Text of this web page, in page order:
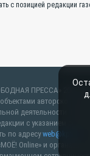
с позицией редакции
ПРЕССА»
авторского
деятельности.
с указанием
по адресуweb@kpv.ru
.
Online» и органами